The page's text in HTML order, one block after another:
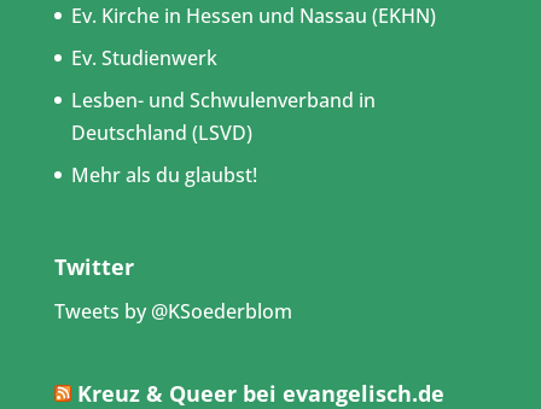
Ev. Kirche in Hessen und Nassau (EKHN)
Ev. Studienwerk
Lesben- und Schwulenverband in
Deutschland (LSVD)
Mehr als du glaubst!
Twitter
Tweets by @KSoederblom
Kreuz & Queer bei evangelisch.de